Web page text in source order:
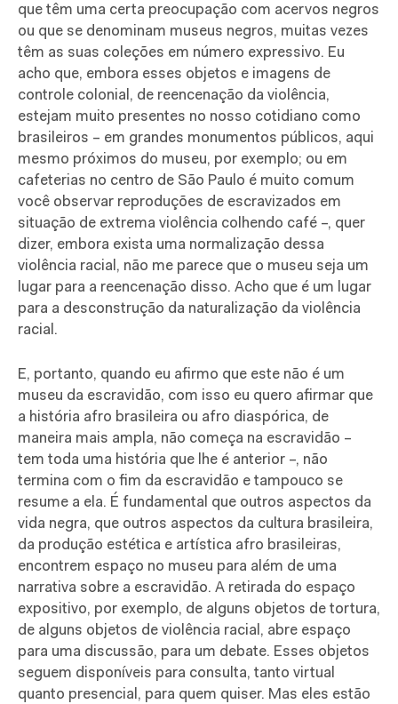
que têm uma certa preocupação com acervos negros
ou que se denominam museus negros, muitas vezes
têm as suas coleções em número expressivo. Eu
acho que, embora esses objetos e imagens de
controle colonial, de reencenação da violência,
estejam muito presentes no nosso cotidiano como
brasileiros – em grandes monumentos públicos, aqui
mesmo próximos do museu, por exemplo; ou em
cafeterias no centro de São Paulo é muito comum
você observar reproduções de escravizados em
situação de extrema violência colhendo café –, quer
dizer, embora exista uma normalização dessa
violência racial, não me parece que o museu seja um
lugar para a reencenação disso. Acho que é um lugar
para a desconstrução da naturalização da violência
racial.
E, portanto, quando eu afirmo que este não é um
museu da escravidão, com isso eu quero afirmar que
a história afro brasileira ou afro diaspórica, de
maneira mais ampla, não começa na escravidão –
tem toda uma história que lhe é anterior –, não
termina com o fim da escravidão e tampouco se
resume a ela. É fundamental que outros aspectos da
vida negra, que outros aspectos da cultura brasileira,
da produção estética e artística afro brasileiras,
encontrem espaço no museu para além de uma
narrativa sobre a escravidão. A retirada do espaço
expositivo, por exemplo, de alguns objetos de tortura,
de alguns objetos de violência racial, abre espaço
para uma discussão, para um debate. Esses objetos
seguem disponíveis para consulta, tanto virtual
quanto presencial, para quem quiser. Mas eles estão